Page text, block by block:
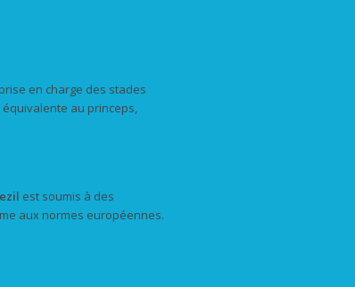
en charge des stades
au princeps,
est soumis à des
aux normes européennes.